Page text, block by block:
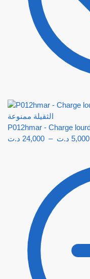
5,000 د.ت –
24,000 د.ت